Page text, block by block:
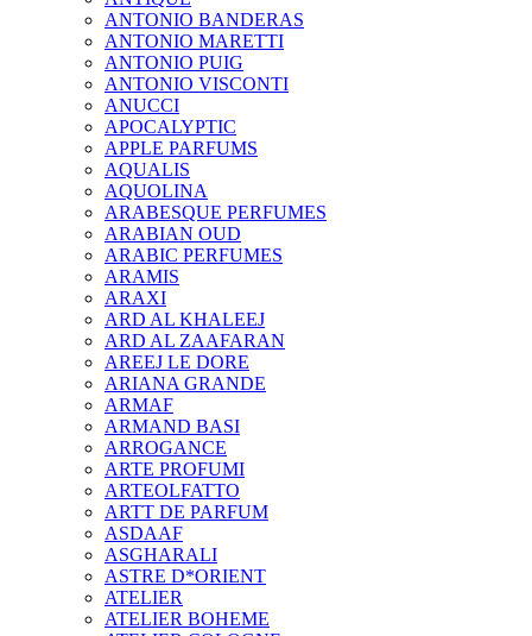
ANTONIO BANDERAS
ANTONIO MARETTI
ANTONIO PUIG
ANTONIO VISCONTI
ANUCCI
APOCALYPTIC
APPLE PARFUMS
AQUALIS
AQUOLINA
ARABESQUE PERFUMES
ARABIAN OUD
ARABIC PERFUMES
ARAMIS
ARAXI
ARD AL KHALEEJ
ARD AL ZAAFARAN
AREEJ LE DORE
ARIANA GRANDE
ARMAF
ARMAND BASI
ARROGANCE
ARTE PROFUMI
ARTEOLFATTO
ARTT DE PARFUM
ASDAAF
ASGHARALI
ASTRE D*ORIENT
ATELIER
ATELIER BOHEME